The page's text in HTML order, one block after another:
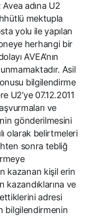
adına U2
mektupla
yolu ile yapılan
herhangi bir
AVEA’nın
Asil
bilgilendirme
U2’ye 07.12.2011
ve
gönderilmesini
olarak belirtmeleri
sonra tebliğ
kazanan kişil erin
kazandıklarına ve
adresi
bilgilendirmenin